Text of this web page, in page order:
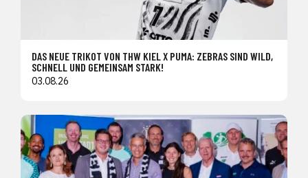
DAS NEUE TRIKOT VON THW KIEL X PUMA: ZEBRAS SIND WILD,
SCHNELL UND GEMEINSAM STARK!
03.08.26